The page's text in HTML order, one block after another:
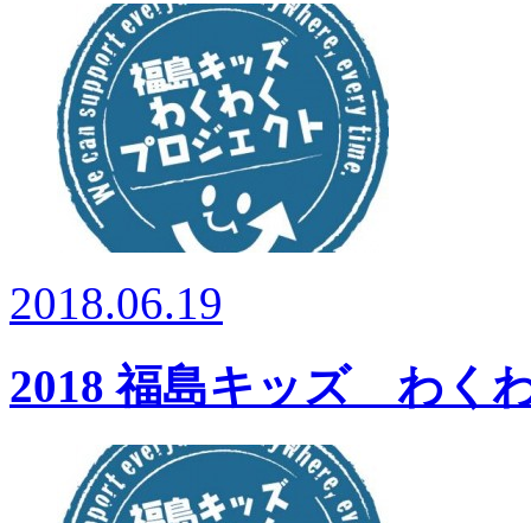
2018.06.19
2018 福島キッズ わく